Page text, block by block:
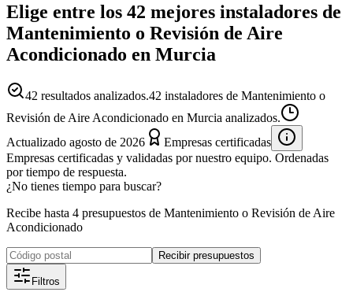
Elige entre los 42 mejores instaladores de
Mantenimiento o Revisión de Aire
Acondicionado en Murcia
42 resultados analizados.42 instaladores de Mantenimiento o
Revisión de Aire Acondicionado en Murcia analizados.
Actualizado agosto de 2026
Empresas certificadas
Empresas certificadas y validadas por nuestro equipo. Ordenadas
por tiempo de respuesta.
¿No tienes tiempo para buscar?
Recibe hasta 4 presupuestos de Mantenimiento o Revisión de Aire
Acondicionado
Recibir presupuestos
Filtros